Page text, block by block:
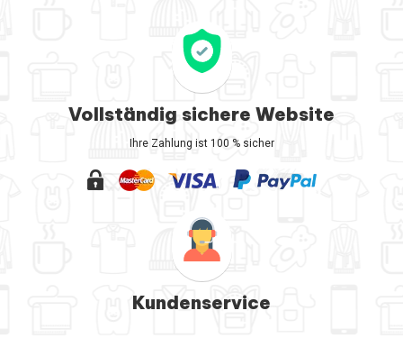
Vollständig sichere Website
Ihre Zahlung ist 100 % sicher
Kundenservice